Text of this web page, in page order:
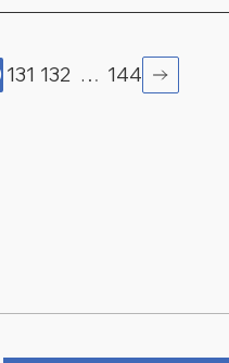
131 132 … 144